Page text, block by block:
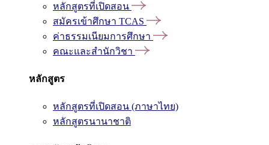
หลักสูตรที่เปิดสอน
สมัครเข้าศึกษา TCAS
ค่าธรรมเนียมการศึกษา
คณะและสำนักวิชา
หลักสูตร
หลักสูตรที่เปิดสอน (ภาษาไทย)
หลักสูตรนานาชาติ